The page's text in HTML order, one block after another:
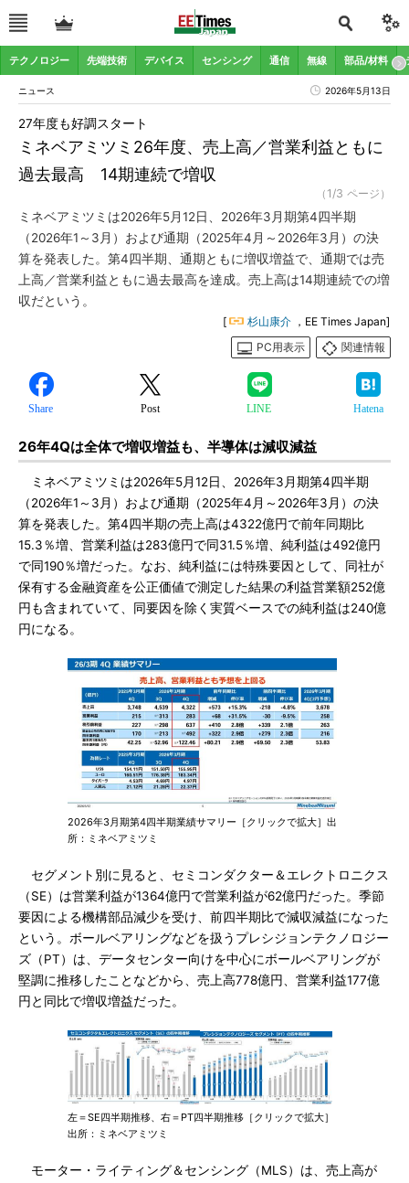
テクノロジー 先端技術 デバイス センシング 通信 無線 部品/材料
ニュース 2026年5月13日
ミネベアミツミ26年度、売上高／営業利益ともに
過去最高 14期連続で増収
27年度も好調スタート
（1/3 ページ）
ミネベアミツミは2026年5月12日、2026年3月期第4四半期
（2026年1～3月）および通期（2025年4月～2026年3月）の決
算を発表した。第4四半期、通期ともに増収増益で、通期では売
上高／営業利益ともに過去最高を達成。売上高は14期連続での増
収だという。
[ 杉山康介 ，EE Times Japan]
PC用表示
関連情報
Share Post LINE Hatena
26年4Qは全体で増収増益も、半導体は減収減益
ミネベアミツミは2026年5月12日、2026年3月期第4四半期
（2026年1～3月）および通期（2025年4月～2026年3月）の決
算を発表した。第4四半期の売上高は4322億円で前年同期比
15.3％増、営業利益は283億円で同31.5％増、純利益は492億円
で同190％増だった。なお、純利益には特殊要因として、同社が
保有する金融資産を公正価値で測定した結果の利益営業額252億
円も含まれていて、同要因を除く実質ベースでの純利益は240億
円になる。
2026年3月期第4四半期業績サマリー［クリックで拡大］出
所：ミネベアミツミ
セグメント別に見ると、セミコンダクター＆エレクトロニクス
（SE）は営業利益が1364億円で営業利益が62億円だった。季節
要因による機構部品減少を受け、前四半期比で減収減益になった
という。ボールベアリングなどを扱うプレシジョンテクノロジー
ズ（PT）は、データセンター向けを中心にボールベアリングが
堅調に推移したことなどから、売上高778億円、営業利益177億
円と同比で増収増益だった。
左＝SE四半期推移、右＝PT四半期推移［クリックで拡大］
出所：ミネベアミツミ
モーター・ライティング＆センシング（MLS）は、売上高が